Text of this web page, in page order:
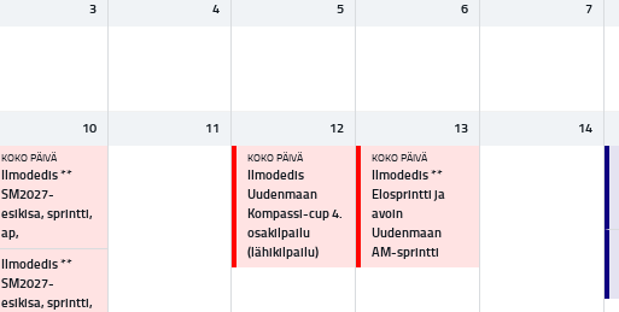
3 4 5 6 7
10
KOKO PÄIVÄ
Ilmodedis **
SM2027-
esikisa, sprintti,
ap,
Ilmodedis **
SM2027-
esikisa, sprintti,
11 12
KOKO PÄIVÄ
Ilmodedis
Uudenmaan
Kompassi-cup 4.
osakilpailu
(lähikilpailu)
13
KOKO PÄIVÄ
Ilmodedis **
Elosprintti ja
avoin
Uudenmaan
AM-sprintti
14